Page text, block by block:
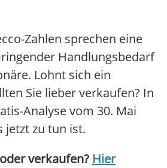
Zahlen sprechen eine
Handlungsbedarf
Lohnt sich ein
Sie lieber verkaufen? In
Analyse vom 30. Mai
jetzt zu tun ist.
verkaufen? Hier